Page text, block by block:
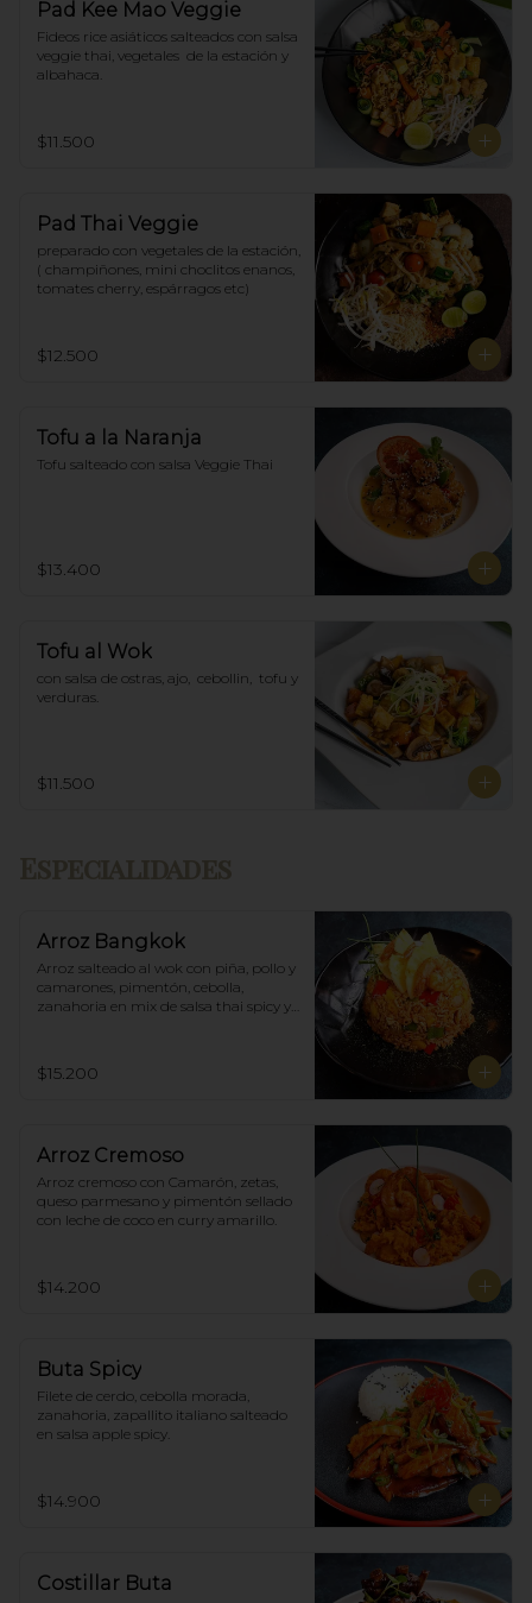
Pad Kee Mao Veggie
Fideos rice asiáticos salteados con salsa
veggie thai, vegetales  de la estación y
albahaca.
$11.500
Pad Thai Veggie
preparado con vegetales de la estación,
( champiñones, mini choclitos enanos,
tomates cherry, espárragos etc)
$12.500
Tofu a la Naranja
Tofu salteado con salsa Veggie Thai
$13.400
Tofu al Wok
con salsa de ostras, ajo,  cebollin,  tofu y
verduras.
$11.500
Arroz Bangkok
Arroz salteado al wok con piña, pollo y
camarones, pimentón, cebolla,
zanahoria en mix de salsa thai spicy y
$15.200
Arroz Cremoso
Arroz cremoso con Camarón, zetas,
queso parmesano y pimentón sellado
con leche de coco en curry amarillo.
$14.200
Buta Spicy
Filete de cerdo, cebolla morada,
zanahoria, zapallito italiano salteado
en salsa apple spicy.
$14.900
Costillar Buta